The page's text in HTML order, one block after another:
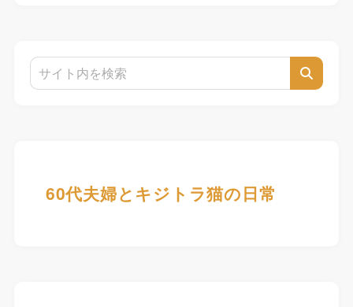
60代夫婦とキジトラ猫の日常